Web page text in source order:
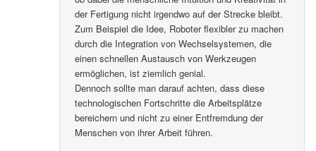
der Fertigung nicht irgendwo auf der Strecke bleibt.
Zum Beispiel die Idee, Roboter flexibler zu machen
durch die Integration von Wechselsystemen, die
einen schnellen Austausch von Werkzeugen
ermöglichen, ist ziemlich genial.
Dennoch sollte man darauf achten, dass diese
technologischen Fortschritte die Arbeitsplätze
bereichern und nicht zu einer Entfremdung der
Menschen von ihrer Arbeit führen.